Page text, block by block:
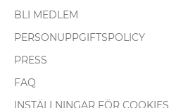
BLI MEDLEM
PERSONUPPGIFTSPOLICY
PRESS
FAQ